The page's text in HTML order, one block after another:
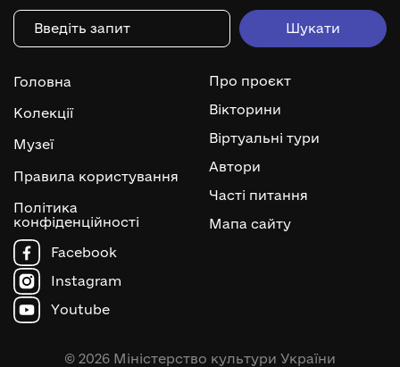
Головна
Колекції
Музеї
Правила користування
Політика
конфіденційності
Про проєкт
Вікторини
Віртуальні тури
Автори
Часті питання
Мапа сайту
Facebook
Instagram
Youtube
© 2026 Міністерство культури України